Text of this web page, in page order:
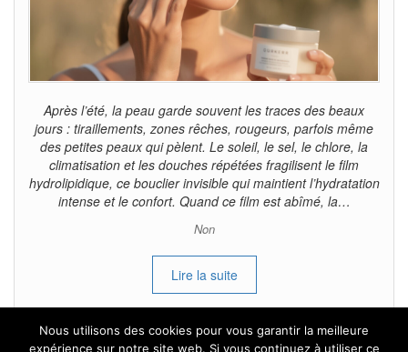
Après l’été, la peau garde souvent les traces des beaux
jours : tiraillements, zones rêches, rougeurs, parfois même
des petites peaux qui pèlent. Le soleil, le sel, le chlore, la
climatisation et les douches répétées fragilisent le film
hydrolipidique, ce bouclier invisible qui maintient l’hydratation
intense et le confort. Quand ce film est abîmé, la…
Non
Lire la suite
Nous utilisons des cookies pour vous garantir la meilleure
expérience sur notre site web. Si vous continuez à utiliser ce